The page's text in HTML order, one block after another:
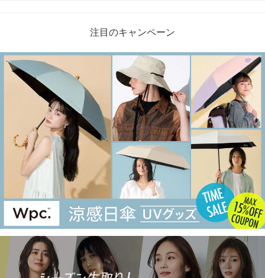
注目のキャンペーン